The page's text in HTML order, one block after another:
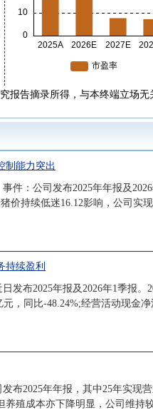
报告摘录所得，与本终端立场无
制能力突出
发布2025年年报及2026年
猪价持续低迷16.12影响，公司
持续盈利
2025年报及2026年1季报。
，同比-48.24%;经营活动现金
年年报，其中25年实现营业收
养殖成本亦下降明显，公司维